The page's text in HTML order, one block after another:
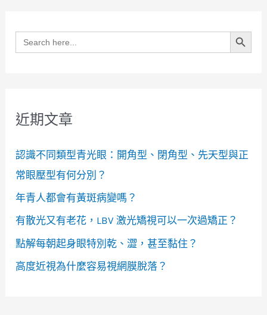
Search
for:
Search Button
近期文章
認識不同類型青光眼：開角型、閉角型、先天型與正
常眼壓型有何分別？
年青人都會有黃斑病變嗎？
有散光又有老花，LBV 激光矯視可以一次過矯正？
點解每朝起身眼特別乾、澀，甚至黏住？
高度近視為什麼容易視網膜脫落？